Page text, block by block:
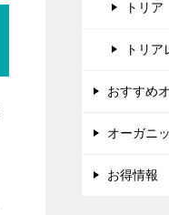
トリ
トリ
おすすめ
オーガニ
お得情報